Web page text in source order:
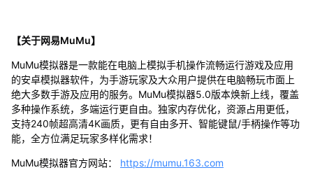
【关于网易MuMu】
MuMu模拟器是一款能在电脑上模拟手机操作流畅运行游戏及应用
的安卓模拟器软件，为手游玩家及大众用户提供在电脑畅玩市面上
绝大多数手游及应用的服务。MuMu模拟器5.0版本焕新上线，覆盖
多种操作系统，多端运行更自由。独家内存优化，资源占用更低，
支持240帧超高清4K画质，更有自由多开、智能键鼠/手柄操作等功
能，全方位满足玩家多样化需求！
MuMu模拟器官方网站： https://mumu.163.com